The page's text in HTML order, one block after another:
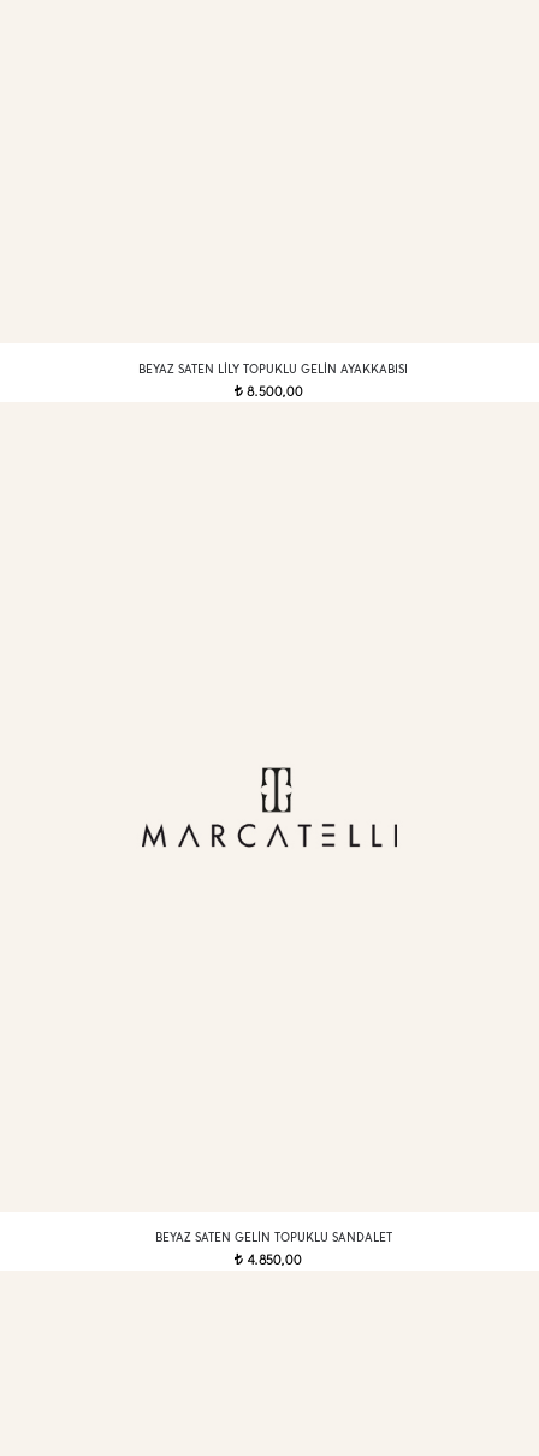
BEYAZ SATEN LILY TOPUKLU GELIN AYAKKABISI
t8.500,00
BEYAZ SATEN GELIN TOPUKLU SANDALET
t 4.850,00